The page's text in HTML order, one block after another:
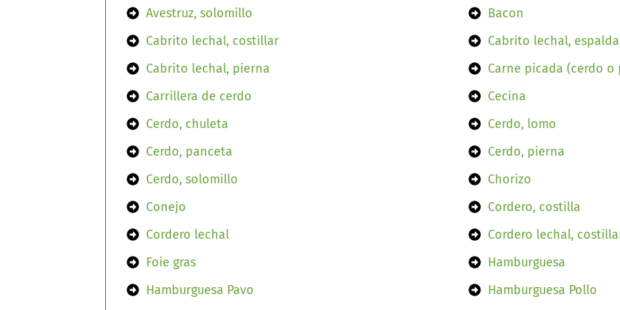
Avestruz, solomillo
Bacon
Cabrito lechal, costillar
Cabrito lechal, espalda
Cabrito lechal, pierna
Carne picada (cerdo o
Carrillera de cerdo
Cecina
Cerdo, chuleta
Cerdo, lomo
Cerdo, panceta
Cerdo, pierna
Cerdo, solomillo
Chorizo
Conejo
Cordero, costilla
Cordero lechal
Cordero lechal,
Foie gras
Hamburguesa
Hamburguesa Pavo
Hamburguesa Pollo